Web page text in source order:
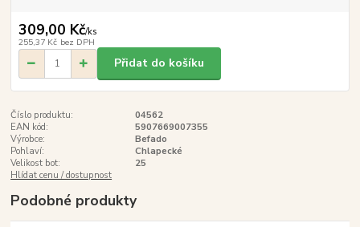
309,00 Kč/ks
255,37 Kč bez DPH
Přidat do košíku
Číslo produktu:
04562
EAN kód:
5907669007355
Výrobce:
Befado
Pohlaví:
Chlapecké
Velikost bot:
25
Hlídat cenu / dostupnost
Podobné produkty